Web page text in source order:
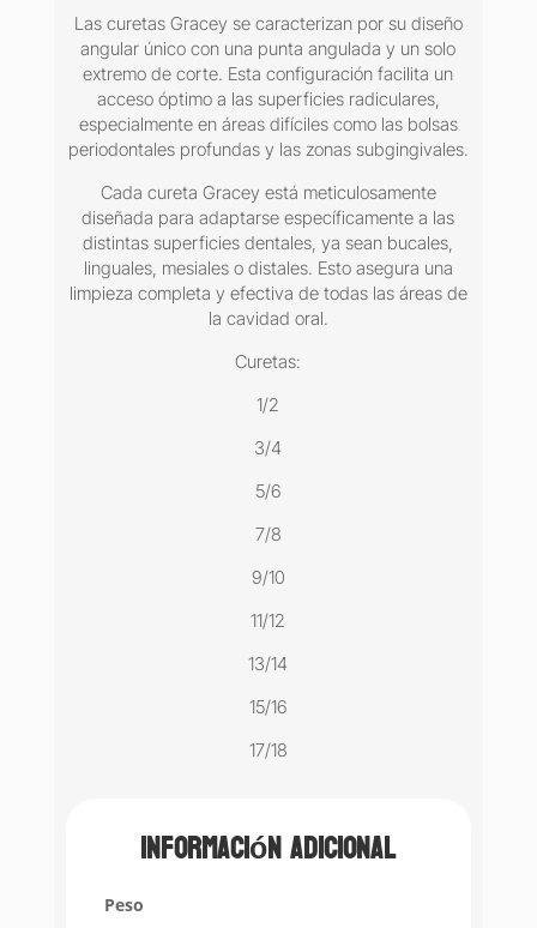
Las curetas Gracey se caracterizan por su diseño
angular único con una punta angulada y un solo
extremo de corte. Esta configuración facilita un
acceso óptimo a las superficies radiculares,
especialmente en áreas difíciles como las bolsas
periodontales profundas y las zonas subgingivales.
Cada cureta Gracey está meticulosamente
diseñada para adaptarse específicamente a las
distintas superficies dentales, ya sean bucales,
linguales, mesiales o distales. Esto asegura una
limpieza completa y efectiva de todas las áreas de
la cavidad oral.
Curetas:
1/2
3/4
5/6
7/8
9/10
11/12
13/14
15/16
17/18
Información adicional
Peso